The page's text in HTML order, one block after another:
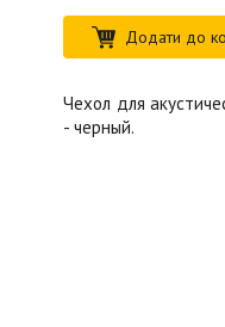
Додати до
Чехол для
- черный.